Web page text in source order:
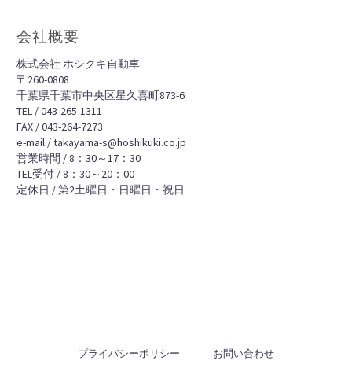
会社概要
株式会社 ホシクキ自動車
〒260-0808
千葉県千葉市中央区星久喜町873-6
TEL / 043-265-1311
FAX / 043-264-7273
e-mail / takayama-s@hoshikuki.co.jp
営業時間 / 8：30～17：30
TEL受付 / 8：30～20：00
定休日 / 第2土曜日・日曜日・祝日
プライバシーポリシー お問い合わせ